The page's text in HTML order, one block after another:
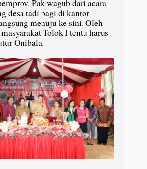
Pak wagub dari acara
desa tadi pagi di kantor
menuju ke sini. Oleh
Tolok I tentu harus
Onibala.